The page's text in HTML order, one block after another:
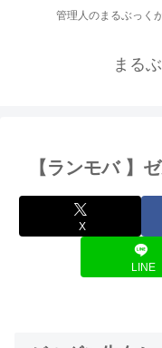
管理人のまるぶっく
まる
【ランモバ 】
X
LINE